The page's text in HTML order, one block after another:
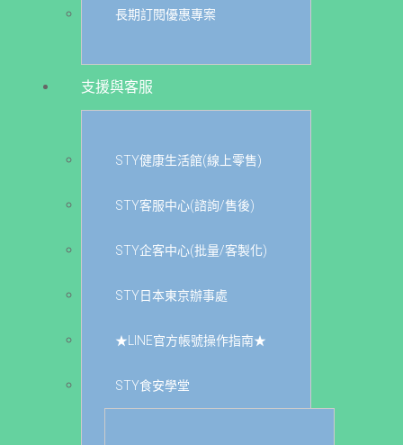
長期訂閱優惠專案
支援與客服
STY健康生活館(線上零售)
STY客服中心(諮詢/售後)
STY企客中心(批量/客製化)
STY日本東京辦事處
★LINE官方帳號操作指南★
STY食安學堂